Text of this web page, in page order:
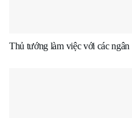
Thủ tướng làm việc với các